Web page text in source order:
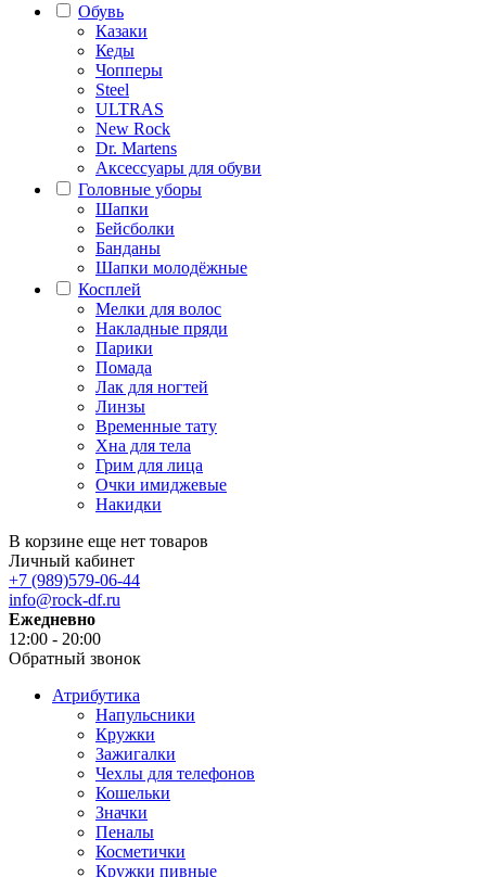
Обувь
Казаки
Кеды
Чопперы
Steel
ULTRAS
New Rock
Dr. Martens
Аксессуары для обуви
Головные уборы
Шапки
Бейсболки
Банданы
Шапки молодёжные
Косплей
Мелки для волос
Накладные пряди
Парики
Помада
Лак для ногтей
Линзы
Временные тату
Хна для тела
Грим для лица
Очки имиджевые
Накидки
В корзине еще нет товаров
Личный кабинет
+7 (989)579-06-44
info@rock-df.ru
Ежедневно
12:00 - 20:00
Обратный звонок
Атрибутика
Напульсники
Кружки
Зажигалки
Чехлы для телефонов
Кошельки
Значки
Пеналы
Косметички
Кружки пивные